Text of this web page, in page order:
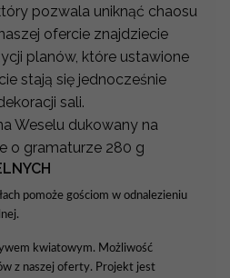
pozwala uniknąć chaosu
ofercie znajdziecie
planów, które ustawione
stają się jednocześnie
sali.
Weselu dukowany na
o gramaturze 280 g
pomoże gościom w odnalezieniu
kwiatowym. Możliwość
z naszej oferty. Projekt jest